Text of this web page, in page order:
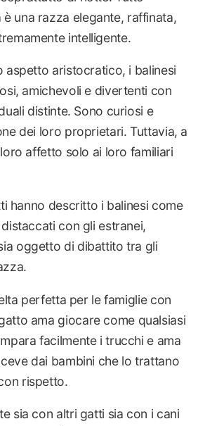
una razza elegante, raffinata,
intelligente.
aspetto aristocratico, i balinesi
amichevoli e divertenti con
distinte. Sono curiosi e
dei loro proprietari. Tuttavia, a
affetto solo ai loro familiari
hanno descritto i balinesi come
distaccati con gli estranei,
oggetto di dibattito tra gli
perfetta per le famiglie con
ama giocare come qualsiasi
facilmente i trucchi e ama
dai bambini che lo trattano
rispetto.
sia con altri gatti sia con i cani